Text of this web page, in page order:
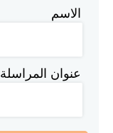
الاسم
عنوان المراسلة